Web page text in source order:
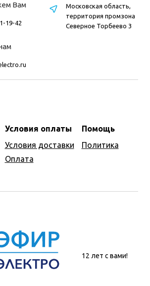
Вам
19-42
Условия оплаты
Условия доставки
Оплата
Помощь
Политика
Московская область,
территория промзона
Северное Торбеево 3
12 лет с вами!